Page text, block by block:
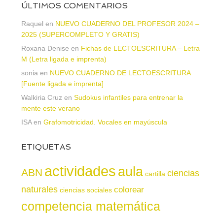
ÚLTIMOS COMENTARIOS
Raquel en NUEVO CUADERNO DEL PROFESOR 2024 –
2025 (SUPERCOMPLETO Y GRATIS)
Roxana Denise en Fichas de LECTOESCRITURA – Letra
M (Letra ligada e imprenta)
sonia en NUEVO CUADERNO DE LECTOESCRITURA
[Fuente ligada e imprenta]
Walkiria Cruz en Sudokus infantiles para entrenar la
mente este verano
ISAen Grafomotricidad. Vocales en mayúscula
ETIQUETAS
ABN actividadesaula cartilla ciencias
naturales ciencias sociales colorear
competencia matemática